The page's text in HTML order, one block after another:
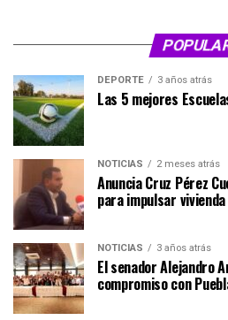
DEPORTE 3 años atrás
Las 5 mejores
NOTICIAS 2 meses atrás
Anuncia Cruz Pérez
para impulsar
NOTICIAS 3 años atrás
El senador Alejandro
compromiso con